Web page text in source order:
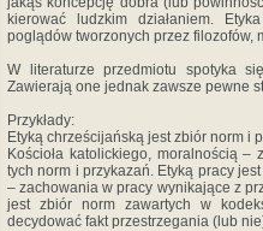
kierować ludzkim działaniem.
poglądów tworzonych przez filozofów,
W literaturze przedmiotu spotyka
Zawierają one jednak zawsze pewne
Przykłady:
Etyką chrześcijańską jest zbiór norm i
Kościoła katolickiego, moralnością
tych norm i przykazań. Etyką pracy
– zachowania w pracy wynikające z
jest zbiór norm zawartych w
decydować fakt przestrzegania (lub